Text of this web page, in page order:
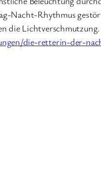
Rhythmus
die
die-retterin-der-